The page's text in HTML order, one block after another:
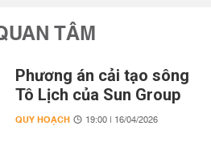
TÂM
Phương án cải tạo sông
Tô Lịch của Sun Group
QUY HOẠCH 19:00 | 16/04/2026